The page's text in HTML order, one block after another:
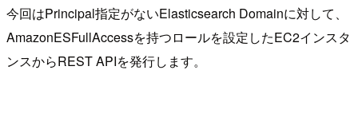
今回はPrincipal指定がないElasticsearch Domainに対して、
AmazonESFullAccessを持つロールを設定したEC2インスタ
ンスからREST APIを発行します。